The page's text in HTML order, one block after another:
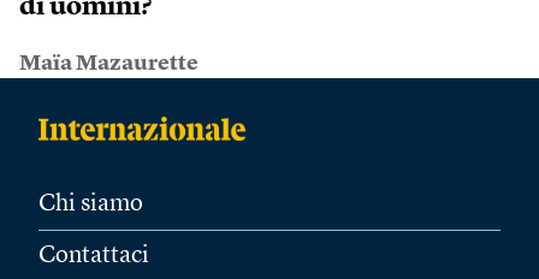
di uomini?
Maïa Mazaurette
Chi siamo
Contattaci